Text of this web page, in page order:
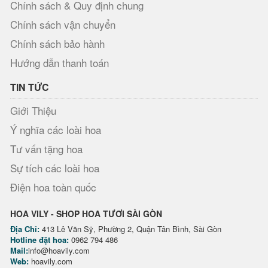
Chính sách & Quy định chung
Chính sách vận chuyển
Chính sách bảo hành
Hướng dẫn thanh toán
TIN TỨC
Giới Thiệu
Ý nghĩa các loài hoa
Tư vấn tặng hoa
Sự tích các loài hoa
Điện hoa toàn quốc
HOA VILY - SHOP HOA TƯƠI SÀI GÒN
Địa Chỉ: 413 Lê Văn Sỹ, Phường 2, Quận Tân Bình, Sài Gòn
Hotline đặt hoa: 0962 794 486
Mail:info@hoavily.com
Web: hoavily.com